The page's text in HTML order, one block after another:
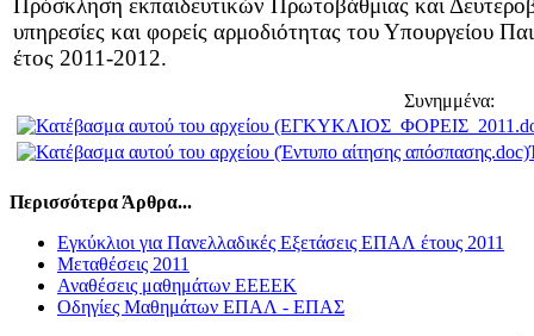
Πρόσκληση εκπαιδευτικών Πρωτοβάθμιας και
υπηρεσίες και φορείς αρμοδιότητας του Υπουργείου
έτος 2011-2012.
Συνημμένα:
Περισσότερα Άρθρα...
Εγκύκλιοι για Πανελλαδικές Εξετάσεις ΕΠΑΛ έτους 2011
Μεταθέσεις 2011
Αναθέσεις μαθημάτων ΕΕΕΕΚ
Οδηγίες Μαθημάτων ΕΠΑΛ - ΕΠΑΣ